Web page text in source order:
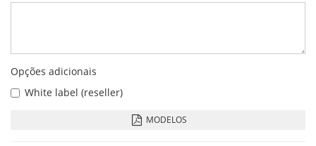
Opções adicionais
White label (reseller)
MODELOS